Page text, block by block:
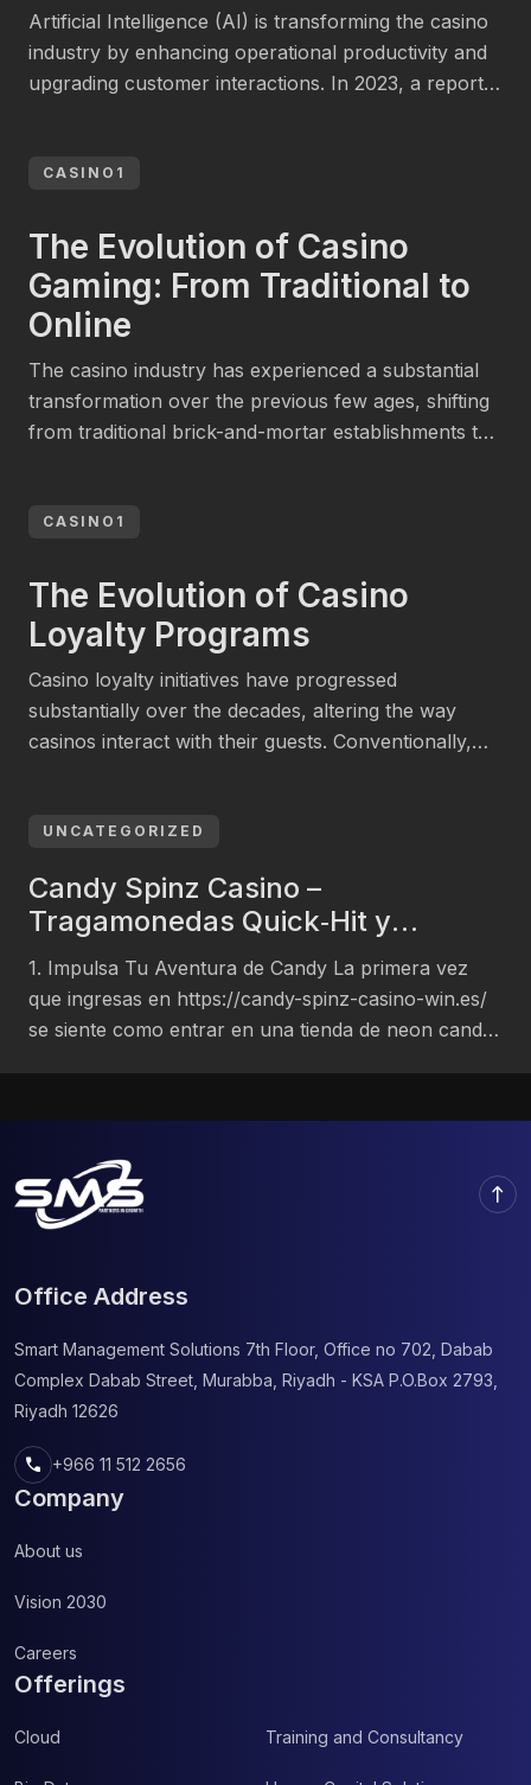
Artificial Intelligence (AI) is transforming the casino
industry by enhancing operational productivity and
upgrading customer interactions. In 2023, a report
utilize them. AI is being used for various
development, and fraud identification. One […]
CASINO1
The Evolution of Casino
Gaming: From Traditional to
Online
The casino industry has experienced a substantial
transformation over the previous few ages, shifting
from traditional brick-and-mortar establishments to
evolving consumer choices. In 2023, the
about (63 billion, with projections indicating it could
achieve […]
CASINO1
The Evolution of Casino
Loyalty Programs
Casino loyalty initiatives have progressed
substantially over the decades, altering the way
casinos interact with their guests. Conventionally,
casinos have adopted more sophisticated systems
experiences. According to a 2023 document by the
[…]
UNCATEGORIZED
Candy Spinz Casino –
Tragamonedas Quick‑Hit y
Diversión Rápida
1. Impulsa Tu Aventura de Candy La primera vez
que ingresas en https://candy-spinz-casino-win.es/
se siente como entrar en una tienda de neon candy
aparece una pantalla de bienvenida con un carrusel
de los mejores títulos al instante, […]
north
Office Address
Smart Management Solutions 7th Floor, Office no 702, Dabab
Complex Dabab Street, Murabba, Riyadh - KSA P.O.Box 2793,
Riyadh 12626
call +966 11 512 2656
Company
About us
Vision 2030
Careers
Offerings
Cloud Training and Consultancy